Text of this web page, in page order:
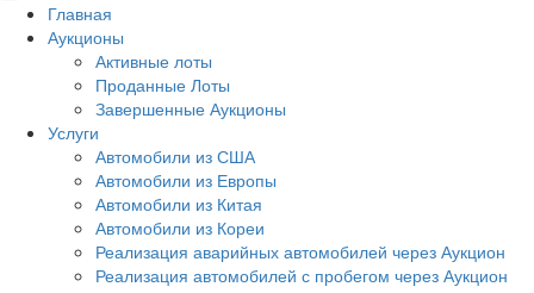
Главная
Аукционы
Активные лоты
Проданные Лоты
Завершенные Аукционы
Услуги
Автомобили из США
Автомобили из Европы
Автомобили из Китая
Автомобили из Кореи
Реализация аварийных автомобилей через Аукцион
Реализация автомобилей с пробегом через Аукцион